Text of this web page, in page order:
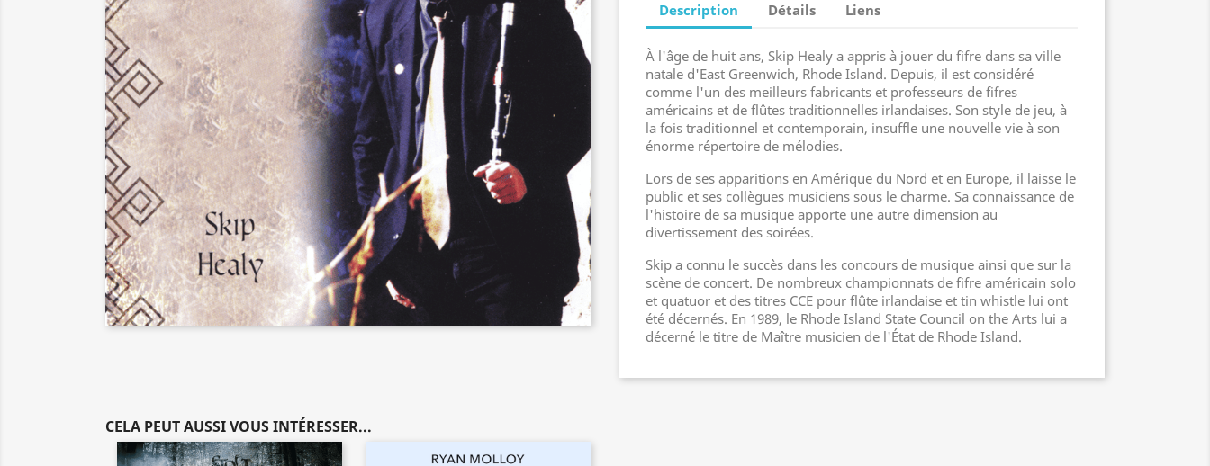
Description Détails Liens
À l'âge de huit ans, Skip Healy a appris à jouer du fifre dans sa ville
natale d'East Greenwich, Rhode Island. Depuis, il est considéré
comme l'un des meilleurs fabricants et professeurs de fifres
américains et de flûtes traditionnelles irlandaises. Son style de jeu, à
la fois traditionnel et contemporain, insuffle une nouvelle vie à son
énorme répertoire de mélodies.
Lors de ses apparitions en Amérique du Nord et en Europe, il laisse le
public et ses collègues musiciens sous le charme. Sa connaissance de
l'histoire de sa musique apporte une autre dimension au
divertissement des soirées.
Skip a connu le succès dans les concours de musique ainsi que sur la
scène de concert. De nombreux championnats de fifre américain solo
et quatuor et des titres CCE pour flûte irlandaise et tin whistle lui ont
été décernés. En 1989, le Rhode Island State Council on the Arts lui a
décerné le titre de Maître musicien de l'État de Rhode Island.
CELA PEUT AUSSI VOUS INTÉRESSER...